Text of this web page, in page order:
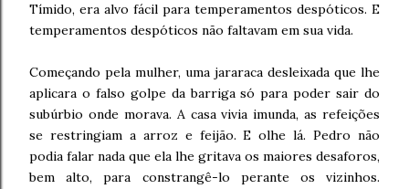
Tímido, era alvo fácil para temperamentos despóticos. E
temperamentos despóticos não faltavam em sua vida.
Começando pela mulher, uma jararaca desleixada que lhe
aplicara o falso golpe da barriga só para poder sair do
subúrbio onde morava. A casa vivia imunda, as refeições
se restringiam a arroz e feijão. E olhe lá. Pedro não
podia falar nada que ela lhe gritava os maiores desaforos,
bem alto, para constrangê-lo perante os vizinhos.